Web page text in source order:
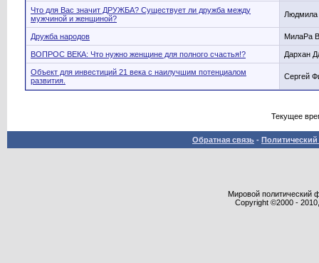
Что для Вас значит ДРУЖБА? Существует ли дружба между
мужчиной и женщиной?
Дружба народов МилаРа
ВОПРОС ВЕКА: Что нужно женщине для полного счастья!? Дархан
Объект для инвестиций 21 века с наилучшим потенциалом
развития.
Сергей
Текущее
Обратная связь -
Мировой политический
Copyright ©2000 -